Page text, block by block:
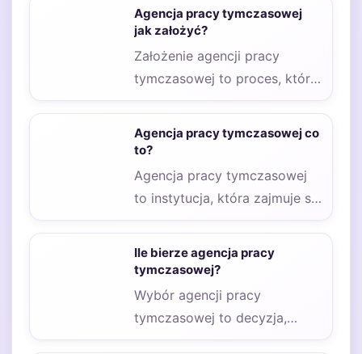
Agencja pracy tymczasowej
jak założyć?
Założenie agencji pracy
tymczasowej to proces, który
wymaga przemyślenia wielu
aspektów prawnych oraz
organizacyjnych. Na…
Agencja pracy tymczasowej co
to?
Agencja pracy tymczasowej
to instytucja, która zajmuje się
pośrednictwem w
zatrudnieniu pracowników na
czas określony.…
Ile bierze agencja pracy
tymczasowej?
Wybór agencji pracy
tymczasowej to decyzja,
która wiąże się z wieloma